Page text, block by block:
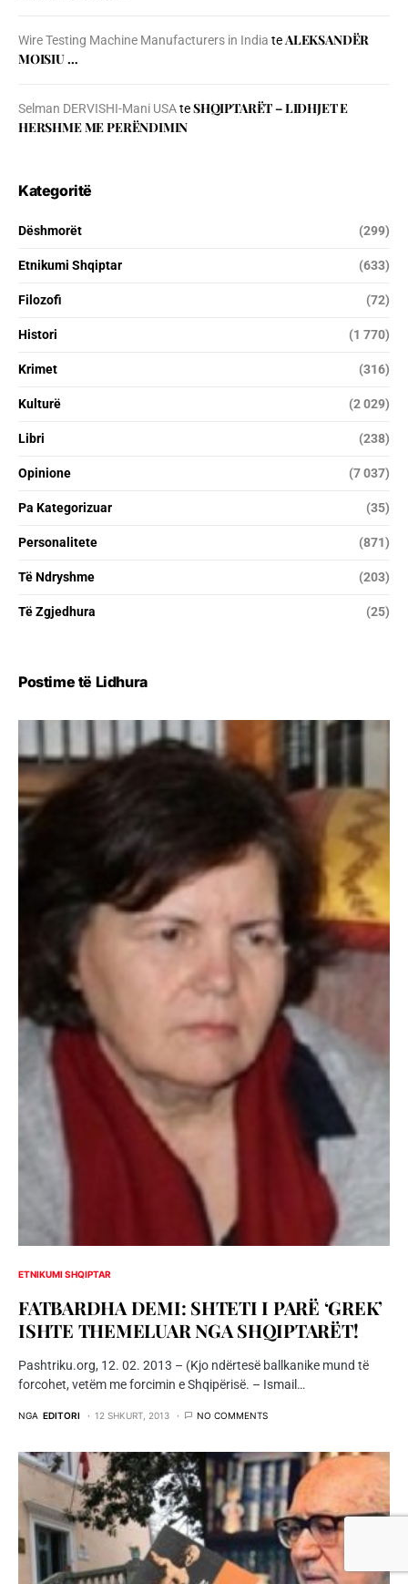
Wire Testing Machine Manufacturers in India teALEKSANDËR
MOISIU …
Selman DERVISHI-Mani USAteSHQIPTARËT – LIDHJET E
HERSHME ME PERËNDIMIN
Kategoritë
Dëshmorët (299)
Etnikumi Shqiptar (633)
Filozofi (72)
Histori (1 770)
Krimet (316)
Kulturë (2 029)
Libri (238)
Opinione (7 037)
Pa Kategorizuar (35)
Personalitete (871)
Të Ndryshme (203)
Të Zgjedhura (25)
Postime të Lidhura
ETNIKUMI SHQIPTAR
FATBARDHA DEMI: SHTETI I PARË ‘GREK’
ISHTE THEMELUAR NGA SHQIPTARËT!
Pashtriku.org, 12. 02. 2013 – (Kjo ndërtesë ballkanike mund të
forcohet, vetëm me forcimin e Shqipërisë. – Ismail…
NGA EDITORI 12 SHKURT, 2013 NO COMMENTS